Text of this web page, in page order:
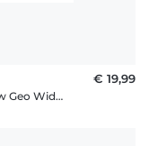
Marvel - Avengers Infinity War - Black Widow Geo Widow - Männer T-Shirt
€ 19,99